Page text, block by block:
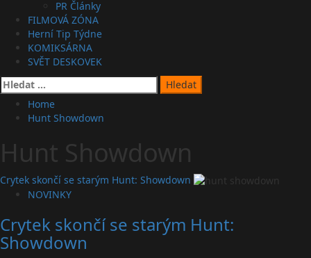
PR Články
FILMOVÁ ZÓNA
Herní Tip Týdne
KOMIKSÁRNA
SVĚT DESKOVEK
Vyhledávání
Home
Hunt Showdown
Hunt Showdown
Crytek skončí se starým Hunt: Showdown
NOVINKY
Crytek skončí se starým Hunt:
Showdown